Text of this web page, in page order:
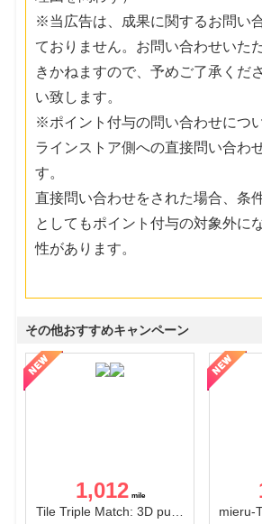
※当広告は、成果に関するお問い
ておりません。お問い合わせいた
きかねますので、予めご了承くだ
い致します。
※ポイント付与の問い合わせにつ
ラインストア側への直接問い合わ
す。
直接問い合わせをされた場合、条
としてもポイント付与の対象外に
性があります。
その他おすすめキャンペーン
1,012
Tile Triple Match: 3D puzzle mieru-